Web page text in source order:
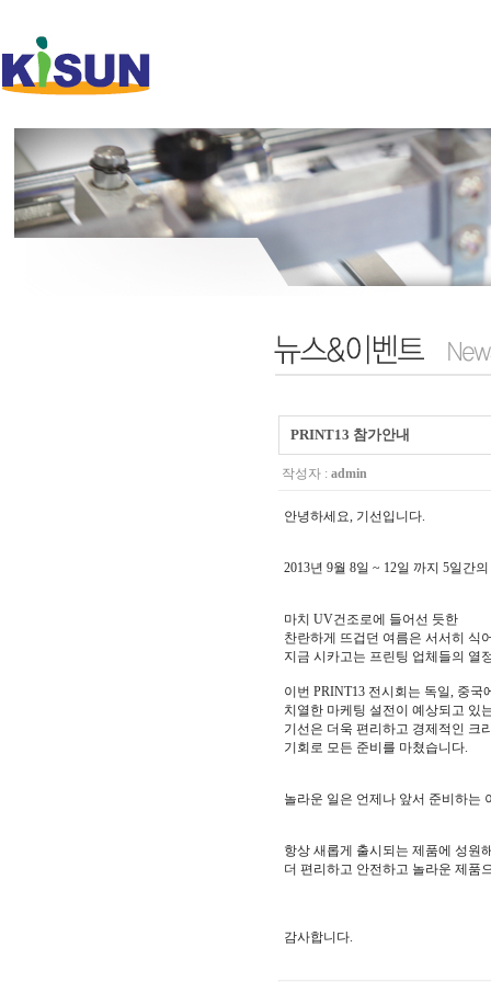
PRINT13 참가안내
작성자 : admin
안녕하세요, 기선입니다.
2013년 9월 8일 ~ 12일 까지 5일간
마치 UV건조로에 들어선 듯한
찬란하게 뜨겁던 여름은 서서히 식
지금 시카고는 프린팅 업체들의 열
이번 PRINT13 전시회는 독일, 중
치열한 마케팅 설전이 예상되고 있
기선은 더욱 편리하고 경제적인 크
기회로 모든 준비를 마쳤습니다.
놀라운 일은 언제나 앞서 준비하는
항상 새롭게 출시되는 제품에 성원
더 편리하고 안전하고 놀라운 제품
감사합니다.